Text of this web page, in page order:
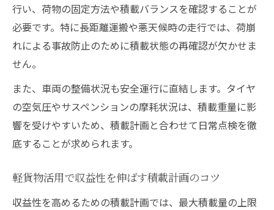
安全マージン確保で収益化するコツ
軽貨物運送で安全マージンを確保する方法
軽貨物事業の収益化に直結する安全対策
軽貨物運送で収益性を高める安全運用術
軽貨物で事故リスクを減らす運用マネジメ
行い、荷物の固定方法や積載バランスを確認することが
必要です。特に長距離運搬や悪天候時の走行では、荷崩
れによる事故防止のために積載状態の再確認が欠かせま
せん。
また、車両の整備状況も安全運行に直結します。タイヤ
の空気圧やサスペンションの摩耗状況は、積載重量に影
響を受けやすいため、積載計画と合わせて日常点検を徹
底することが求められます。
軽貨物活用で収益性を伸ばす積載計画のコツ
収益性を高めるための積載計画では、最大積載量の上限